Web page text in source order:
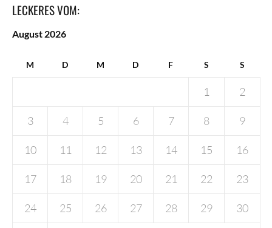
LECKERES VOM:
August 2026
M D M D F S S
1 2
3 4 5 6 7 8 9
10 11 12 13 14 15 16
17 18 19 20 21 22 23
24 25 26 27 28 29 30